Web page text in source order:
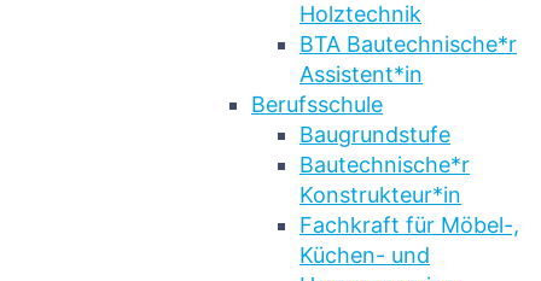
Holztechnik
BTA Bautechnische*r
Assistent*in
Berufsschule
Baugrundstufe
Bautechnische*r
Konstrukteur*in
Fachkraft für Möbel-,
Küchen- und